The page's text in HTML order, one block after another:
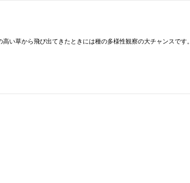
い草から飛び出てきたときには種の多様性観察の大チャンスです。